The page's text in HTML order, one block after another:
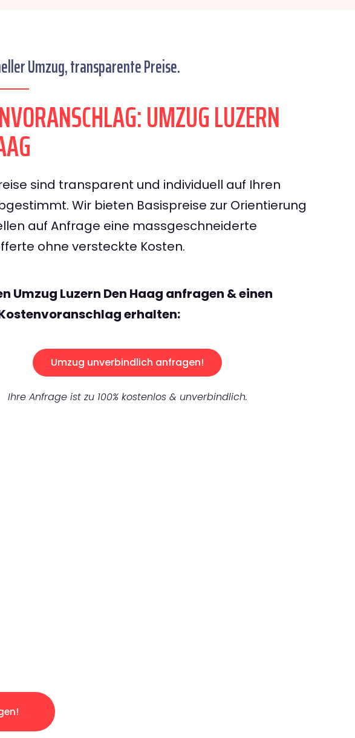
Umzug, transparente Preise.
UMZUG LUZERN
sind transparent und individuell auf Ihren
Wir bieten Basispreise zur Orientierung
auf Anfrage eine massgeschneiderte
ohne versteckte Kosten.
Umzug Luzern Den Haag anfragen & einen
erhalten:
Umzug unverbindlich anfragen!
Ihre Anfrage ist zu 100% kostenlos & unverbindlich.